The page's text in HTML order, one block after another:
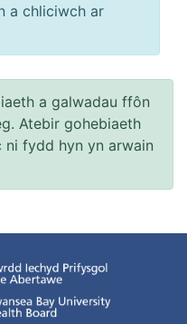
a chliciwch ar
a galwadau ffôn
Atebir gohebiaeth
ni fydd hyn yn arwain